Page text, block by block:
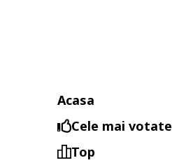
Acasa
Cele mai votate
Top